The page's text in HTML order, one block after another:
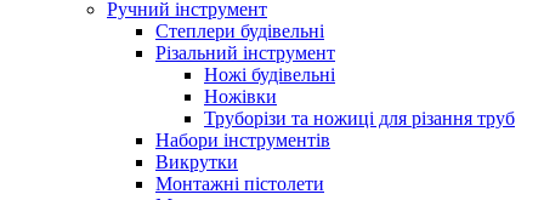
Ручний інструмент
Степлери будівельні
Різальний інструмент
Ножі будівельні
Ножівки
Труборізи та ножиці для різання труб
Набори інструментів
Викрутки
Монтажні пістолети